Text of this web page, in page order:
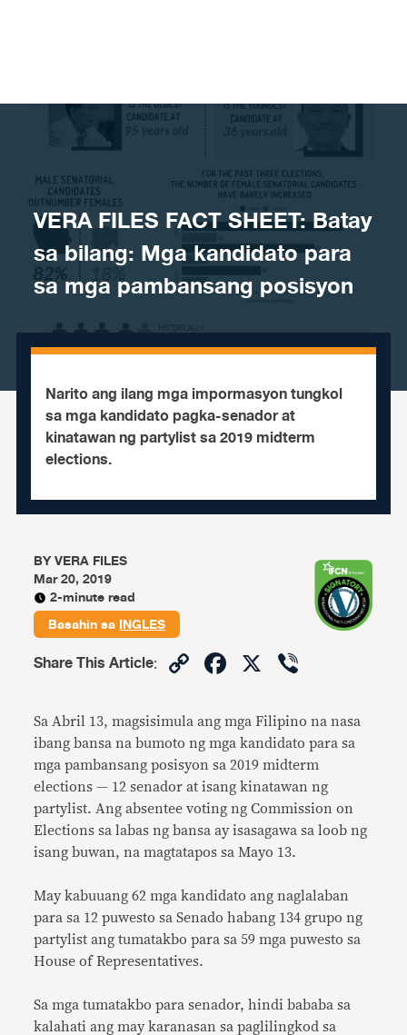
VERA FILES FACT SHEET: Batay
sa bilang: Mga kandidato para
sa mga pambansang posisyon
Narito ang ilang mga impormasyon tungkol
sa mga kandidato pagka-senador at
kinatawan ng partylist sa 2019 midterm
elections.
BYVERA FILES
Mar 20, 2019
2-minute read
Basahin saINGLES
Share This Article: CopyFacebook
X
Sa Abril 13, magsisimula ang mga Filipino na nasa
ibang bansa na bumoto ng mga kandidato para sa
mga pambansang posisyon sa 2019 midterm
elections — 12 senador at isang kinatawan ng
partylist. Ang absentee voting ng Commission on
Elections sa labas ng bansa ay isasagawa sa loob ng
isang buwan, na magtatapos sa Mayo 13.
May kabuuang 62 mga kandidato ang naglalaban
para sa 12 puwesto sa Senado habang 134 grupo ng
partylist ang tumatakbo para sa 59 mga puwesto sa
House of Representatives.
Sa mga tumatakbo para senador, hindi bababa sa
kalahati ang may karanasan sa paglilingkod sa